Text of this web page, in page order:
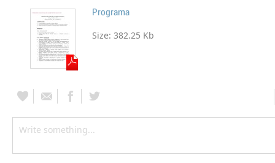
Programa
Size: 382.25 Kb